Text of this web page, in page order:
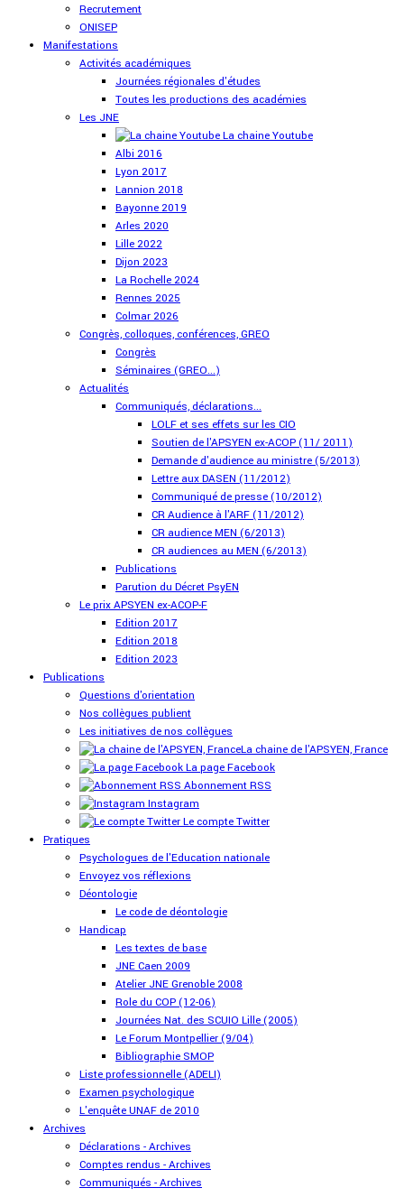
Recrutement
ONISEP
Manifestations
Activités académiques
Journées régionales d'études
Toutes les productions des académies
Les JNE
La chaine Youtube
Albi 2016
Lyon 2017
Lannion 2018
Bayonne 2019
Arles 2020
Lille 2022
Dijon 2023
La Rochelle 2024
Rennes 2025
Colmar 2026
Congrès, colloques, conférences, GREO
Congrès
Séminaires (GREO...)
Actualités
Communiqués, déclarations...
LOLF et ses effets sur les CIO
Soutien de l'APSYEN ex-ACOP (11/ 2011)
Demande d'audience au ministre (5/2013)
Lettre aux DASEN (11/2012)
Communiqué de presse (10/2012)
CR Audience à l'ARF (11/2012)
CR audience MEN (6/2013)
CR audiences au MEN (6/2013)
Publications
Parution du Décret PsyEN
Le prix APSYEN ex-ACOP-F
Edition 2017
Edition 2018
Edition 2023
Publications
Questions d'orientation
Nos collègues publient
Les initiatives de nos collègues
La chaine de l'APSYEN, France
La page Facebook
Abonnement RSS
Instagram
Le compte Twitter
Pratiques
Psychologues de l'Education nationale
Envoyez vos réflexions
Déontologie
Le code de déontologie
Handicap
Les textes de base
JNE Caen 2009
Atelier JNE Grenoble 2008
Role du COP (12-06)
Journées Nat. des SCUIO Lille (2005)
Le Forum Montpellier (9/04)
Bibliographie SMOP
Liste professionnelle (ADELI)
Examen psychologique
L'enquête UNAF de 2010
Archives
Déclarations - Archives
Comptes rendus - Archives
Communiqués - Archives